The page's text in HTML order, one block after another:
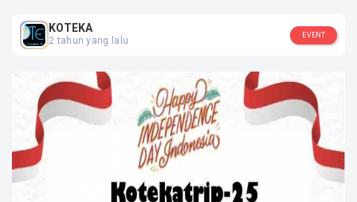
SOSIAL MEDIA
KOTEKA
KOTEKA
2 tahun yang lalu
EVENT